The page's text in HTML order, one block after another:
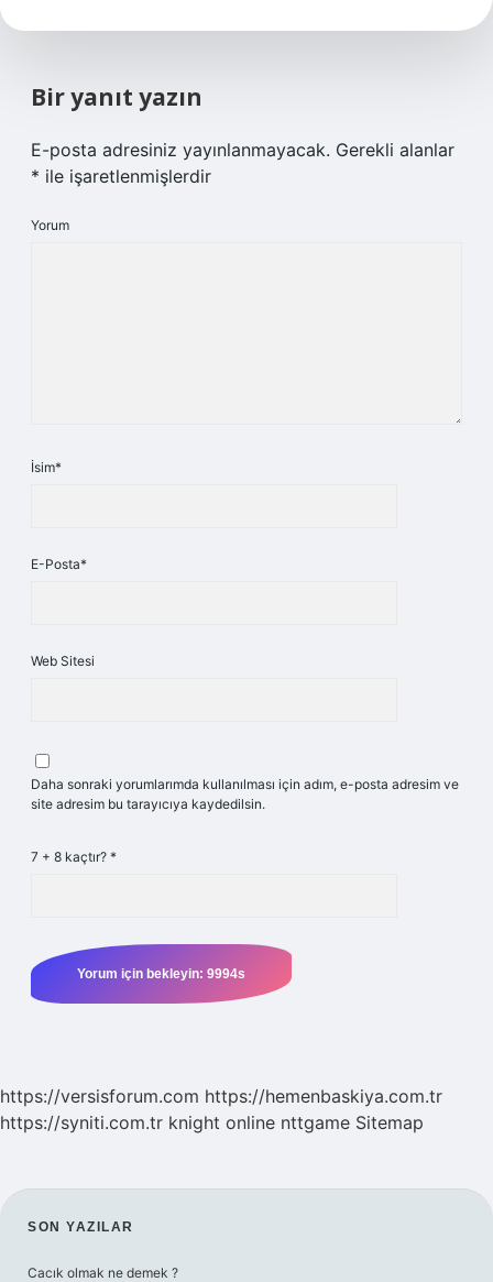
Bir yanıt yazın
E-posta adresiniz yayınlanmayacak. Gerekli alanlar
* ile işaretlenmişlerdir
Yorum
İsim*
E-Posta*
Web Sitesi
Daha sonraki yorumlarımda kullanılması için adım, e-posta adresim ve
site adresim bu tarayıcıya kaydedilsin.
7 + 8 kaçtır? *
https://versisforum.com https://hemenbaskiya.com.tr
https://syniti.com.tr knight online nttgame Sitemap
SIDEBAR
SON YAZILAR
Cacık olmak ne demek ?